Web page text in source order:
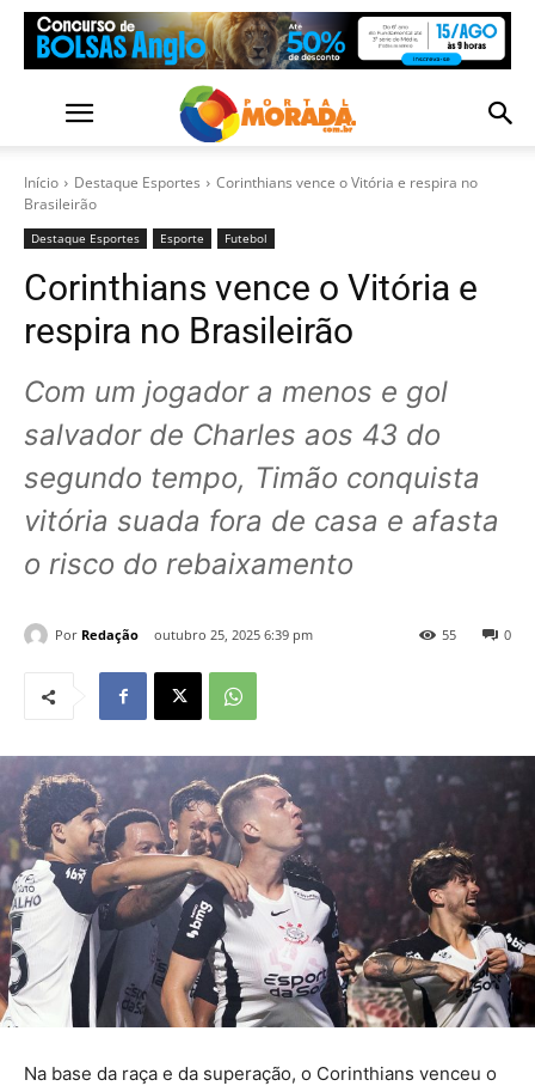
Início Destaque Esportes
Corinthians vence o Vitória e respira no
Brasileirão
Destaque Esportes Esporte Futebol
Corinthians vence o Vitória e
respira no Brasileirão
Com um jogador a menos e gol
salvador de Charles aos 43 do
segundo tempo, Timão conquista
vitória suada fora de casa e afasta
o risco do rebaixamento
Por Redação outubro 25, 2025 6:39 pm 0
55
Na base da raça e da superação, o Corinthians venceu o